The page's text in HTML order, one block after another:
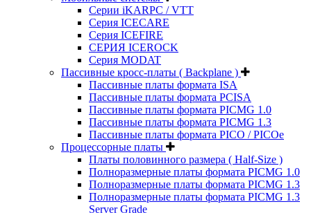
Серии iKARPC / VTT
Серия ICECARE
Серия ICEFIRE
СЕРИЯ ICEROCK
Серия MODAT
Пассивные кросс-платы ( Backplane )
Пассивные платы формата ISA
Пассивные платы формата PCISA
Пассивные платы формата PICMG 1.0
Пассивные платы формата PICMG 1.3
Пассивные платы формата PICO / PICOe
Процессорные платы
Платы половинного размера ( Half-Size )
Полноразмерные платы формата PICMG 1.0
Полноразмерные платы формата PICMG 1.3
Полноразмерные платы формата PICMG 1.3
Server Grade